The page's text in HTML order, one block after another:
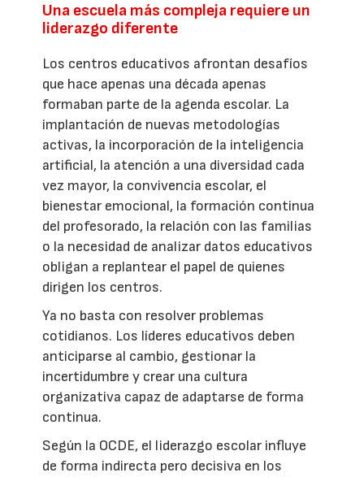
Una escuela más compleja requiere un
liderazgo diferente
Los centros educativos afrontan desafíos
que hace apenas una década apenas
formaban parte de la agenda escolar. La
implantación de nuevas metodologías
activas, la incorporación de la inteligencia
artificial, la atención a una diversidad cada
vez mayor, la convivencia escolar, el
bienestar emocional, la formación continua
del profesorado, la relación con las familias
o la necesidad de analizar datos educativos
obligan a replantear el papel de quienes
dirigen los centros.
Ya no basta con resolver problemas
cotidianos. Los líderes educativos deben
anticiparse al cambio, gestionar la
incertidumbre y crear una cultura
organizativa capaz de adaptarse de forma
continua.
Según la OCDE, el liderazgo escolar influye
de forma indirecta pero decisiva en los